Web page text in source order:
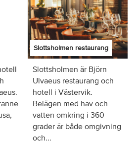
Slottsholmen restaurang
Slottsholmen är Björn
Ulvaeus restaurang och
hotell i Västervik.
Belägen med hav och
vatten omkring i 360
grader är både omgivning
och...